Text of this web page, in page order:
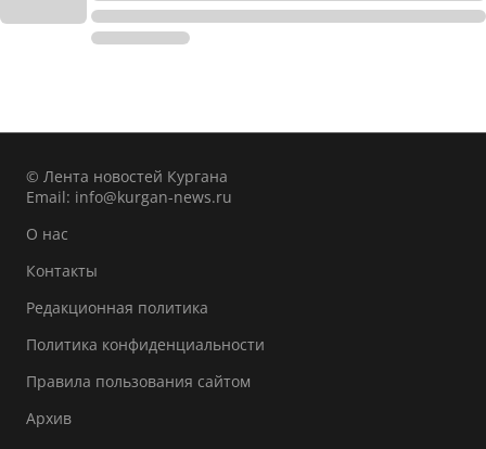
© Лента новостей Кургана
Email: info@kurgan-news.ru
О нас
Контакты
Редакционная политика
Политика конфиденциальности
Правила пользования сайтом
Архив